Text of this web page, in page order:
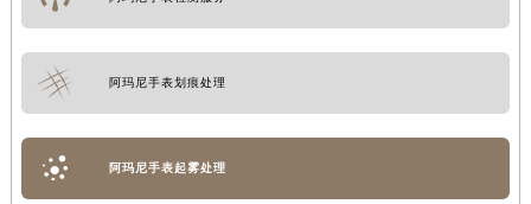
阿玛尼手表划痕处理
阿玛尼手表起雾处理